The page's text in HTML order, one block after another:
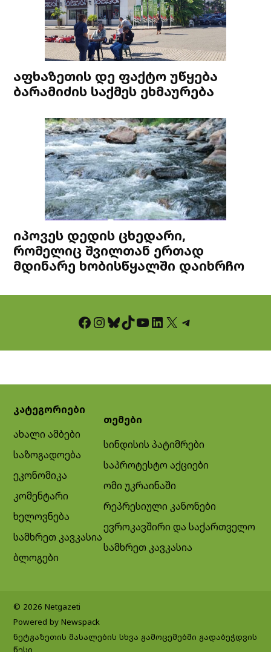
აფხაზეთის დე ფაქტო უწყება
ბარამიძის საქმეს ეხმაურება
იპოვეს დედის ცხედარი,
რომელიც შვილთან ერთად
მდინარე ხობისწყალში დაიხრჩო
Facebook InstagramBluesky TikTok YouTube LinkedIn X Telegram
კატეგორიები
ახალი ამბები
საზოგადოება
ეკონომიკა
კომენტარი
ხელოვნება
სამხრეთ კავკასია
ბლოგები
თემები
სინდისის პატიმრები
საპროტესტო აქციები
ომი უკრაინაში
რეპრესიული კანონები
ევროკავშირი და საქართველო
სამხრეთ კავკასია
© 2026 Netgazeti
Powered by Newspack
ნეტგაზეთის მასალების სხვა გამოცემებში გადაბეჭდვის
წესი